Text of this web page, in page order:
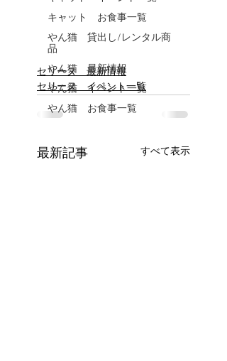
キャット お食事一覧
やん猫 貸出し/レンタル商
品
やん猫 最新情報
やん猫 イベント一覧
やん猫 お食事一覧
セリーヌ 最新情報
セリーヌ イベント一覧
最新記事 すべて表示